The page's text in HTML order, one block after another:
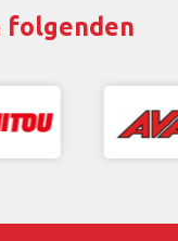
folgenden